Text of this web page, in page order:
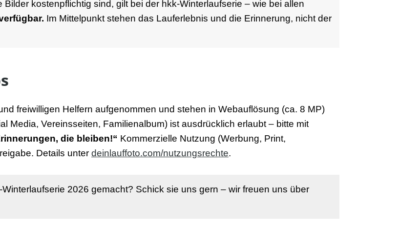
kostenpflichtig sind, gilt bei der hkk-Winterlaufserie – wie bei allen
Im Mittelpunkt stehen das Lauferlebnis und die Erinnerung, nicht der
freiwilligen Helfern aufgenommen und stehen in Webauflösung (ca. 8 MP)
Media, Vereinsseiten, Familienalbum) ist ausdrücklich erlaubt – bitte mit
die bleiben!“ Kommerzielle Nutzung (Werbung, Print,
Details unter deinlauffoto.com/nutzungsrechte.
2026 gemacht? Schick sie uns gern – wir freuen uns über